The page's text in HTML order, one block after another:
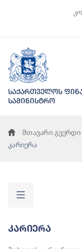
საქართველოს
სამინისტრო
მთავარი გვერდი
კარიერა
Კარიერა